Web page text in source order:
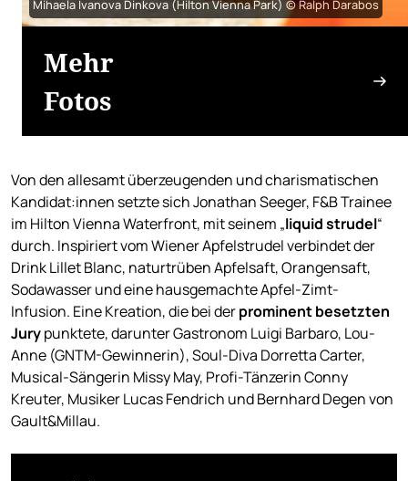
Mihaela Ivanova Dinkova (Hilton Vienna Park) © Ralph Darabos
Mehr
Fotos
Von den allesamt überzeugenden und charismatischen
Kandidat:innen setzte sich Jonathan Seeger, F&B Trainee
im Hilton Vienna Waterfront, mit seinem „liquid strudel“
durch. Inspiriert vom Wiener Apfelstrudel verbindet der
Drink Lillet Blanc, naturtrüben Apfelsaft, Orangensaft,
Sodawasser und eine hausgemachte Apfel-Zimt-
Infusion. Eine Kreation, die bei derprominent besetzten
Jurypunktete, darunter Gastronom Luigi Barbaro, Lou-
Anne (GNTM-Gewinnerin), Soul-Diva Dorretta Carter,
Musical-Sängerin Missy May, Profi-Tänzerin Conny
Kreuter, Musiker Lucas Fendrich und Bernhard Degen von
Gault&Millau.